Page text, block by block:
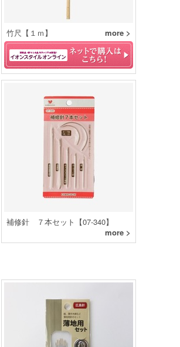
竹尺【１ｍ】 more >
補修針 ７本セット【07-340】
more >